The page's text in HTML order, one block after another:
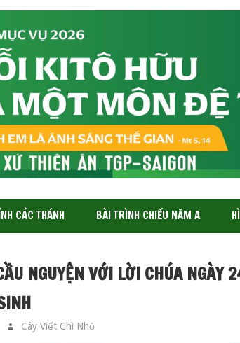
CÁC THÁNH BÀI TRÌNH CHIẾU NĂM A
NGUYỆN VỚI LỜI CHÚA NGÀY
Cây Viết Chì Nhỏ